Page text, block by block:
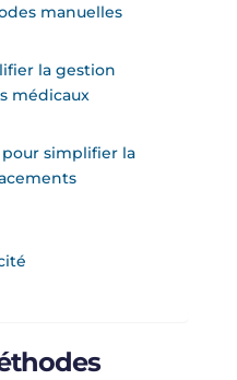
manuelles
la gestion
médicaux
simplifier la